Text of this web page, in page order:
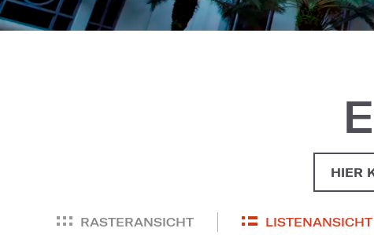
HIER
RASTERANSICHT LISTENANSICHT